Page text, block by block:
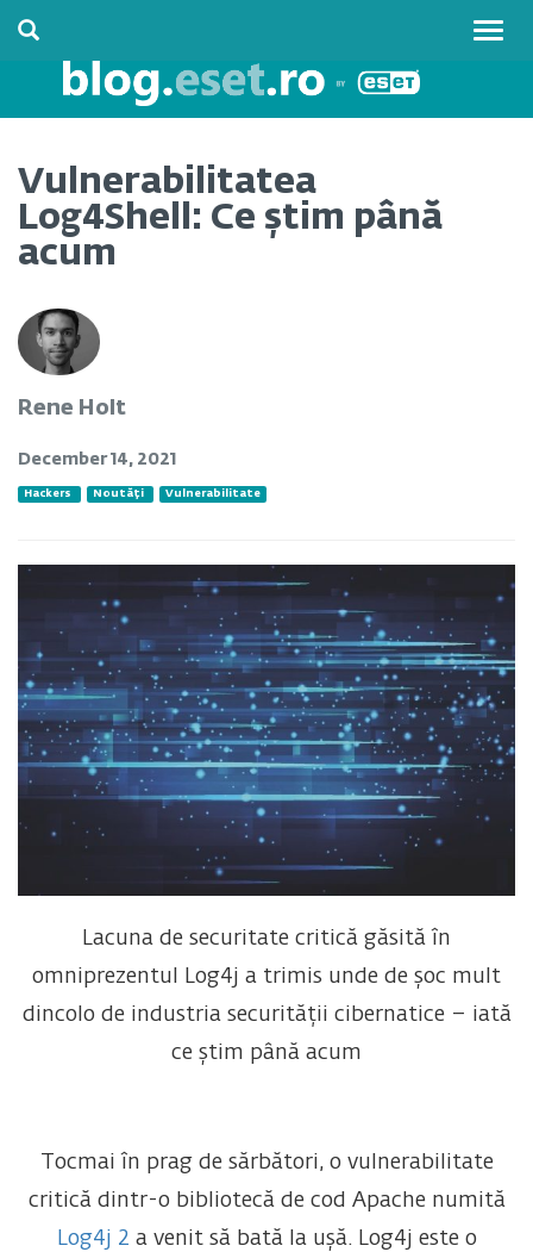
Vulnerabilitatea
Log4Shell: Ce știm până
acum
Rene Holt
December 14, 2021
Hackers Noutăți Vulnerabilitate
Lacuna de securitate critică găsită în
omniprezentul Log4j a trimis unde de șoc mult
dincolo de industria securității cibernatice – iată
ce știm până acum
Tocmai în prag de sărbători, o vulnerabilitate
critică dintr-o bibliotecă de cod Apache numită
Log4j 2 a venit să bată la ușă. Log4j este o